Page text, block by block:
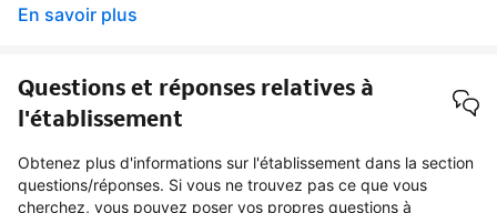
En savoir plus
Questions et réponses relatives à
l'établissement
Obtenez plus d'informations sur l'établissement dans la section
questions/réponses. Si vous ne trouvez pas ce que vous
cherchez, vous pouvez poser vos propres questions à